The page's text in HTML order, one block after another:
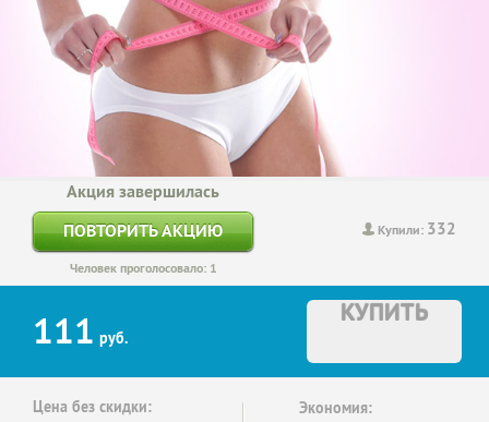
Купили: 332
Акция завершилась
ПОВТОРИТЬ АКЦИЮ
Человек проголосовало: 1
111 руб.
КУПИТЬ
Цена без скидки: Экономия: